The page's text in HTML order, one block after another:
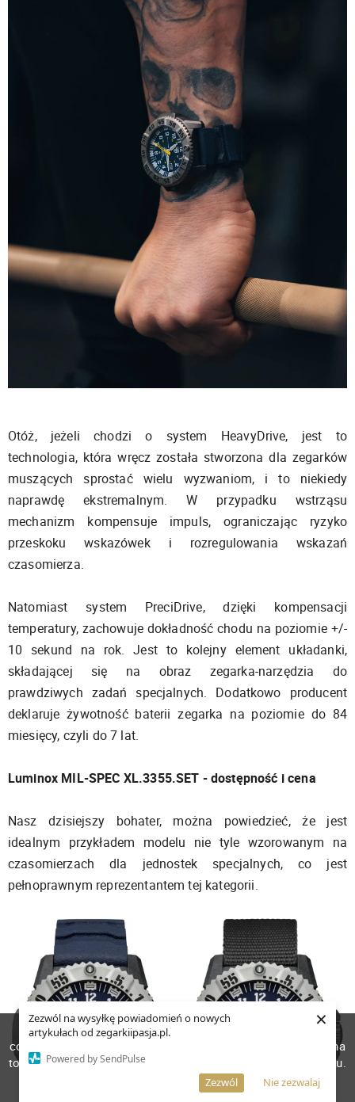
Zezwól na wysyłkę powiadomień o nowych
artykułach od zegarkiipasja.pl.
Powered by SendPulse
Nie zezwalaj
Zezwól
×
Otóż, jeżeli chodzi o system HeavyDrive, jest to
technologia, która wręcz została stworzona dla zegarków
muszących sprostać wielu wyzwaniom, i to niekiedy
naprawdę ekstremalnym. W przypadku wstrząsu
mechanizm kompensuje impuls, ograniczając ryzyko
przeskoku wskazówek i rozregulowania wskazań
czasomierza.
Natomiast system PreciDrive, dzięki kompensacji
temperatury, zachowuje dokładność chodu na poziomie +/-
10 sekund na rok. Jest to kolejny element układanki,
składającej się na obraz zegarka-narzędzia do
prawdziwych zadań specjalnych. Dodatkowo producent
deklaruje żywotność baterii zegarka na poziomie do 84
miesięcy, czyli do 7 lat.
Luminox MIL-SPEC XL.3355.SET - dostępność i cena
Nasz dzisiejszy bohater, można powiedzieć, że jest
idealnym przykładem modelu nie tyle wzorowanym na
czasomierzach dla jednostek specjalnych, co jest
pełnoprawnym reprezentantem tej kategorii.
W celu poprawienia jakości usług korzystamy z plików
cookies. Pozostanie na stronie oznacza, iż wyrażasz zgodę na
to, że pliki cookies będą przechowywane w Twoim urządzeniu.
Więcej informacji